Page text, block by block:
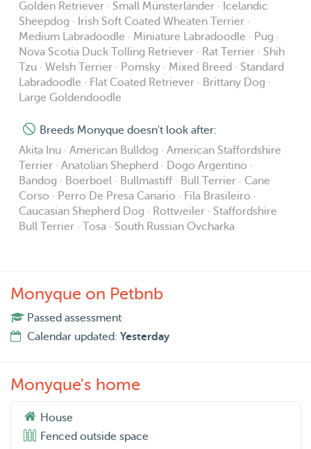
Golden Retriever · Small Münsterländer · Icelandic
Sheepdog · Irish Soft Coated Wheaten Terrier ·
Medium Labradoodle · Miniature Labradoodle · Pug ·
Nova Scotia Duck Tolling Retriever · Rat Terrier · Shih
Tzu · Welsh Terrier · Pomsky · Mixed Breed · Standard
Labradoodle · Flat Coated Retriever · Brittany Dog ·
Large Goldendoodle
Breeds Monyque doesn't look after:
Akita Inu · American Bulldog · American Staffordshire
Terrier · Anatolian Shepherd · Dogo Argentino ·
Bandog · Boerboel · Bullmastiff · Bull Terrier · Cane
Corso · Perro De Presa Canario · Fila Brasileiro ·
Caucasian Shepherd Dog · Rottweiler · Staffordshire
Bull Terrier · Tosa · South Russian Ovcharka
Monyque on Petbnb
Passed assessment
Calendar updated: Yesterday
Monyque's home
House
Fenced outside space